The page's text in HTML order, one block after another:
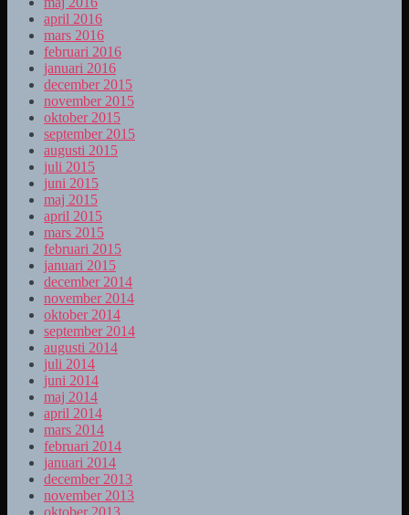
april 2016
mars 2016
februari 2016
januari 2016
december 2015
november 2015
oktober 2015
september 2015
augusti 2015
juli 2015
juni 2015
maj 2015
april 2015
mars 2015
februari 2015
januari 2015
december 2014
november 2014
oktober 2014
september 2014
augusti 2014
juli 2014
juni 2014
maj 2014
april 2014
mars 2014
februari 2014
januari 2014
december 2013
november 2013